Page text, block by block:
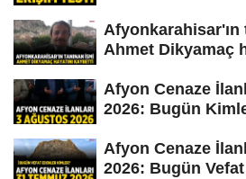
Afyonkarahisar'ın
Ahmet Dikyamaç
Afyon Cenaze
2026: Bugün
Afyon Cenaze
2026: Bugün